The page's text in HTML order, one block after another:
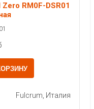
RM0F-DSR01
Fulcrum, Италия